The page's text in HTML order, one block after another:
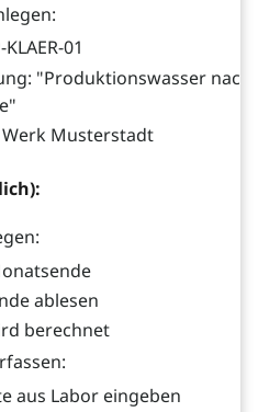
01
"Produktionswasser nach
Musterstadt
ablesen
berechnet
aus Labor eingeben